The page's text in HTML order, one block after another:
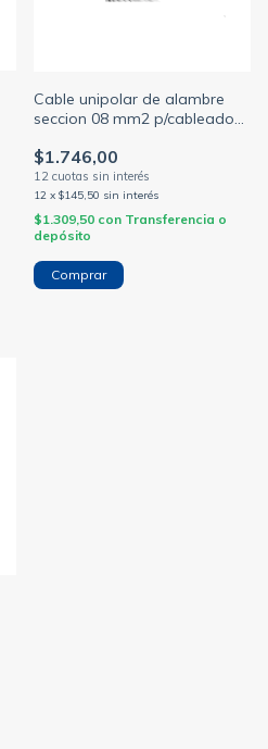
Cable unipolar de alambre
seccion 08 mm2 p/cableado
(NORMALIZADO)
$1.746,00
12 x $145,50 sin interés
$1.309,50 con Transferencia o
depósito